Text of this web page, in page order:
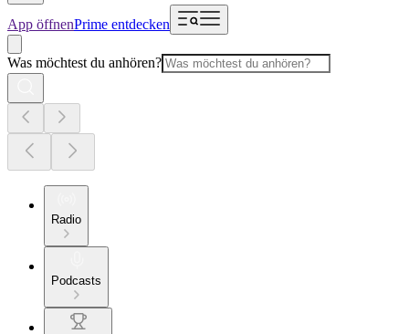
App öffnenPrime entdecken
Was möchtest du anhören?
Radio
Podcasts